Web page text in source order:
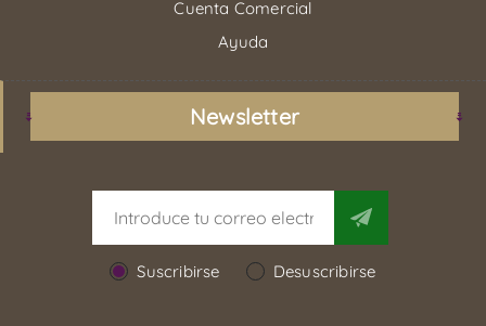
Cuenta Comercial
Ayuda
Newsletter
Suscribirse Desuscribirse